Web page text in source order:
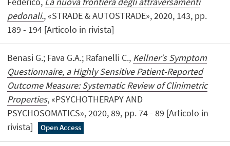
pedonali., «STRADE & AUTOSTRADE», 2020, 143, pp.
189 - 194 [Articolo in rivista]
Benasi G.; Fava G.A.; Rafanelli C., Kellner's Symptom
Questionnaire, a Highly Sensitive Patient-Reported
Outcome Measure: Systematic Review of Clinimetric
Properties, «PSYCHOTHERAPY AND
PSYCHOSOMATICS», 2020, 89, pp. 74 - 89 [Articolo in
rivista]
Open Access